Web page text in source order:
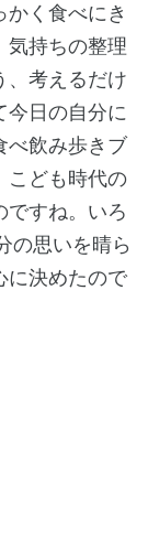
かく食べにき
気持ちの整理
、考えるだけ
今日の自分に
べ飲み歩きブ
こども時代の
ですね。いろ
の思いを晴ら
に決めたので